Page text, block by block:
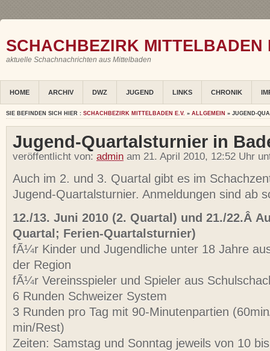
SCHACHBEZIRK MITTELBADEN
aktuelle Schachnachrichten aus Mittelbaden
HOME ARCHIV DWZ JUGEND LINKS CHRONIK
SIE BEFINDEN SICH HIER : SCHACHBEZIRK MITTELBADEN E.V. » ALLGEMEIN » JUGEND-
Jugend-Quartalsturnier in
veröffentlicht von: admin am 21. April 2010, 12:52 Uhr
Auch im 2. und 3. Quartal gibt es im
Jugend-Quartalsturnier. Anmeldungen sind ab
12./13. Juni 2010 (2. Quartal) und 21./22.Â
Quartal; Ferien-Quartalsturnier)
fÃ¼r Kinder und Jugendliche unter 18 Jahre
der Region
fÃ¼r Vereinsspieler und Spieler aus
6 Runden Schweizer System
3 Runden pro Tag mit 90-Minutenpartien
min/Rest)
Zeiten: Samstag und Sonntag jeweils von 10